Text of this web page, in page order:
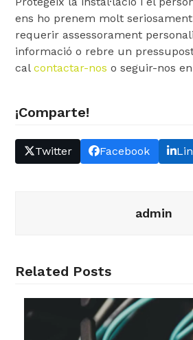
ens ho prenem molt
requerir assessorament
informació o rebre un
calcontactar-nos o seguir-nos
¡Comparte!
Twitter Facebook
admin
Related Posts